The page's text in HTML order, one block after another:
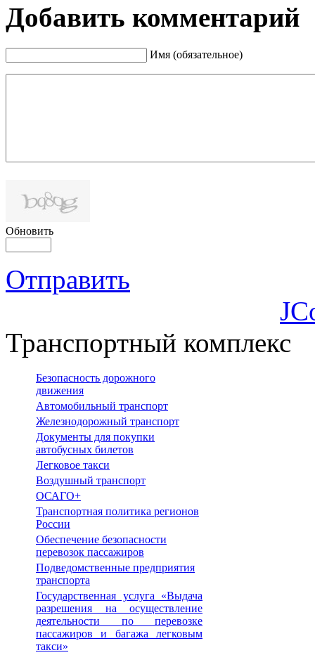
Добавить комментарий
Имя (обязательное)
Обновить
Отправить
Транспортный комплекс
Безопасность дорожного
движения
Автомобильный транспорт
Железнодорожный транспорт
Документы для покупки
автобусных билетов
Легковое такси
Воздушный транспорт
ОСАГО+
Транспортная политика регионов
России
Обеспечение безопасности
перевозок пассажиров
Подведомственные предприятия
транспорта
Государственная услуга «Выдача
разрешения на осуществление
деятельности по перевозке
пассажиров и багажа легковым
такси»